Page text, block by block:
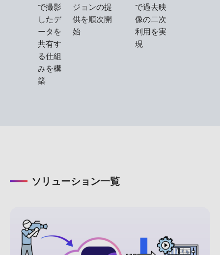
で撮影
したデ
ータを
共有す
る仕組
みを構
築
ジョンの提
供を順次開
始
で過去映
像の二次
利用を実
現
ソリューション一覧